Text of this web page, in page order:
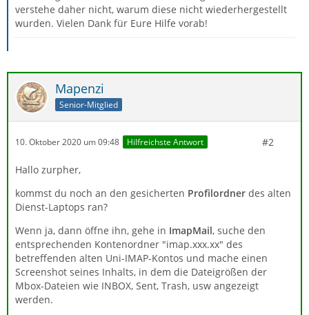
verstehe daher nicht, warum diese nicht wiederhergestellt
wurden. Vielen Dank für Eure Hilfe vorab!
Mapenzi
Senior-Mitglied
10. Oktober 2020 um 09:48 Hilfreichste Antwort #2
Hallo zurpher,
kommst du noch an den gesicherten Profilordner des alten
Dienst-Laptops ran?
Wenn ja, dann öffne ihn, gehe in ImapMail, suche den
entsprechenden Kontenordner "imap.xxx.xx" des
betreffenden alten Uni-IMAP-Kontos und mache einen
Screenshot seines Inhalts, in dem die Dateigrößen der
Mbox-Dateien wie INBOX, Sent, Trash, usw angezeigt
werden.